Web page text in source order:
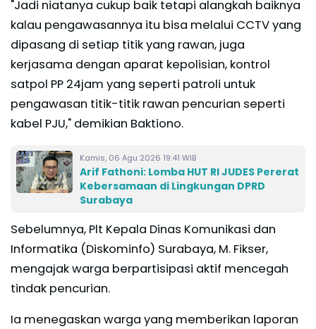
"Jadi niatanya cukup baik tetapi alangkah baiknya
kalau pengawasannya itu bisa melalui CCTV yang
dipasang di setiap titik yang rawan, juga
kerjasama dengan aparat kepolisian, kontrol
satpol PP 24jam yang seperti patroli untuk
pengawasan titik-titik rawan pencurian seperti
kabel PJU," demikian Baktiono.
Kamis, 06 Agu 2026 19:41 WIB
Arif Fathoni: Lomba HUT RI JUDES Pererat
Kebersamaan di Lingkungan DPRD
Surabaya
Sebelumnya, Plt Kepala Dinas Komunikasi dan
Informatika (Diskominfo) Surabaya, M. Fikser,
mengajak warga berpartisipasi aktif mencegah
tindak pencurian.
Ia menegaskan warga yang memberikan laporan